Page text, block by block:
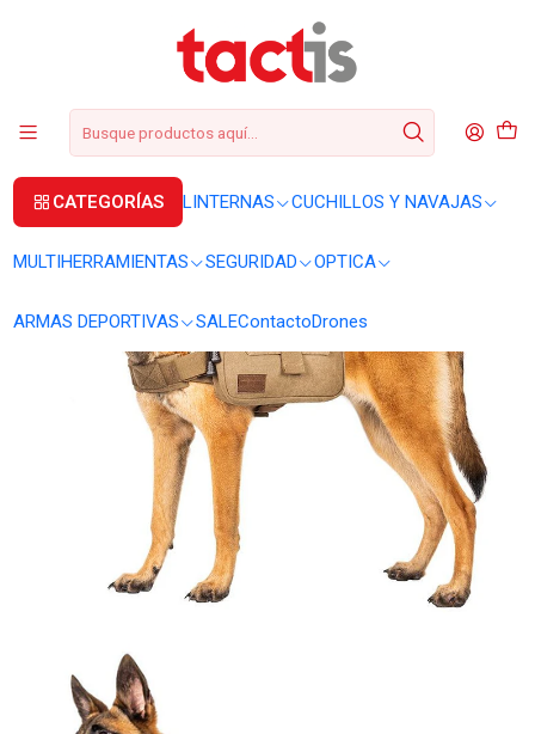
CATEGORÍAS LINTERNAS CUCHILLOS Y NAVAJAS
MULTIHERRAMIENTAS SEGURIDAD OPTICA
ARMAS DEPORTIVAS SALEContactoDrones
+56 2 3224 9572 +569 62369815
Mochila OneTigris HAppy Camper 2.0 (XL)